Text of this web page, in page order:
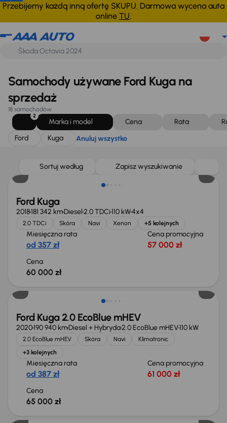
Przebijemy każdą inną ofertę SKUPU. Darmowa wycena auta
online TU.
Ford Kuga Anuluj wszystko
Samochody używane Ford Kuga na
sprzedaż
18 samochodów
2
Marka i model Cena Rata
Ford
Kuga Anuluj wszystko
Sortuj według Zapisz wyszukiwanie
Ford Kuga
2018181 342 kmDiesel2.0 TDCi110 kW4x4
2.0 TDCi Skóra Navi Xenon +5 kolejnych
Miesięczna rata
od 357 zł
Cena promocyjna
57 000 zł
Cena
60 000 zł
Ford Kuga 2.0 EcoBlue mHEV
2020190 940 kmDiesel + Hybryda2.0 EcoBlue mHEV110 kW
2.0 EcoBlue mHEV Skóra Navi
Klimatronic
+3 kolejnych
Miesięczna rata
od 387 zł
Cena promocyjna
61 000 zł
Cena
65 000 zł